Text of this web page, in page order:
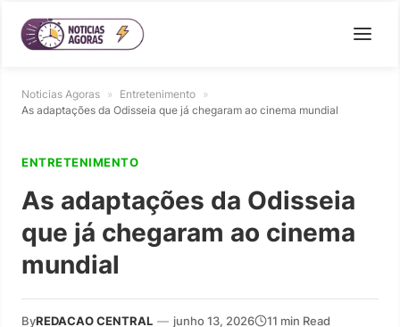
Noticias Agoras » Entretenimento »
As adaptações da Odisseia que já chegaram ao cinema mundial
ENTRETENIMENTO
As adaptações da Odisseia
que já chegaram ao cinema
mundial
ByREDACAO CENTRAL — junho 13, 2026 11 min Read